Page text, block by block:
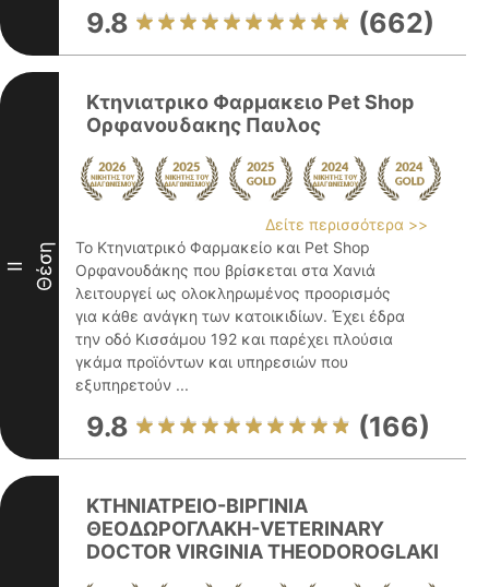
9.8 (662)
II Θέση
Κτηνιατρικο Φαρμακειο Pet Shop
Ορφανουδακης Παυλος
Δείτε περισσότερα >>
Το Κτηνιατρικό Φαρμακείο και Pet Shop
Ορφανουδάκης που βρίσκεται στα Χανιά
λειτουργεί ως ολοκληρωμένος προορισμός
για κάθε ανάγκη των κατοικιδίων. Έχει έδρα
την οδό Κισσάμου 192 και παρέχει πλούσια
γκάμα προϊόντων και υπηρεσιών που
εξυπηρετούν ...
9.8 (166)
ΚΤΗΝΙΑΤΡΕΙΟ-ΒΙΡΓΙΝΙΑ
ΘΕΟΔΩΡΟΓΛΑΚΗ-VETERINARY
DOCTOR VIRGINIA THEODOROGLAKI